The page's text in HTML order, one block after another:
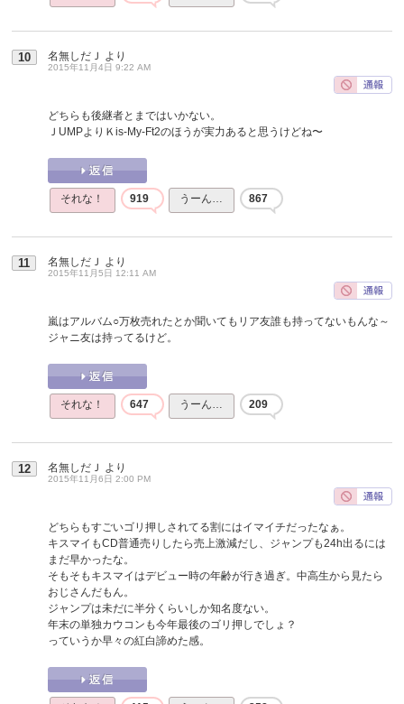
10 名無しだＪ より
2015年11月4日 9:22 AM
どちらも後継者とまではいかない。
ＪUMPよりＫis-My-Ft2のほうが実力あると思うけどね〜
それな！ 919 うーん… 867
11 名無しだＪ より
2015年11月5日 12:11 AM
嵐はアルバム○万枚売れたとか聞いてもリア友誰も持ってないもんな～
ジャニ友は持ってるけど。
それな！ 647 うーん… 209
12 名無しだＪ より
2015年11月6日 2:00 PM
どちらもすごいゴリ押しされてる割にはイマイチだったなぁ。
キスマイもCD普通売りしたら売上激減だし、ジャンプも24h出るには
まだ早かったな。
そもそもキスマイはデビュー時の年齢が行き過ぎ。中高生から見たら
おじさんだもん。
ジャンプは未だに半分くらいしか知名度ない。
年末の単独カウコンも今年最後のゴリ押しでしょ？
っていうか早々の紅白諦めた感。